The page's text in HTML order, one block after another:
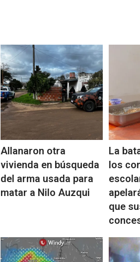
Allanaron otra
vivienda en búsqueda
del arma usada para
matar a Nilo Auzqui
La
los
que